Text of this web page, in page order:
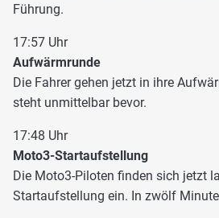
Führung.
17:57 Uhr
Aufwärmrunde
Die Fahrer gehen jetzt in ihre
steht unmittelbar bevor.
17:48 Uhr
Moto3-Startaufstellung
Die Moto3-Piloten finden sich jetzt
Startaufstellung ein. In zwölf